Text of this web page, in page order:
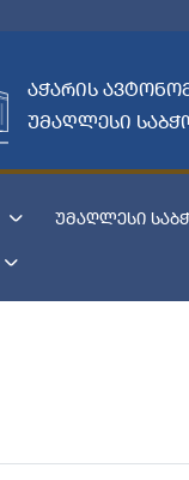
აჭარის
უმაღლესი
უმაღლესი